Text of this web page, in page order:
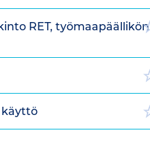
RET, työmaapäällikön
käyttö